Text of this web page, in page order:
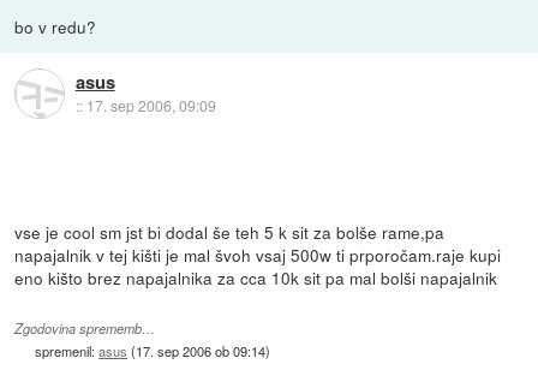
bo v redu?
asus
:: 17. sep 2006, 09:09
vse je cool sm jst bi dodal še teh 5 k sit za bolše rame,pa
napajalnik v tej kišti je mal švoh vsaj 500w ti prporočam.raje kupi
eno kišto brez napajalnika za cca 10k sit pa mal bolši napajalnik
Zgodovina sprememb…
spremenil:asus (17. sep 2006 ob 09:14)